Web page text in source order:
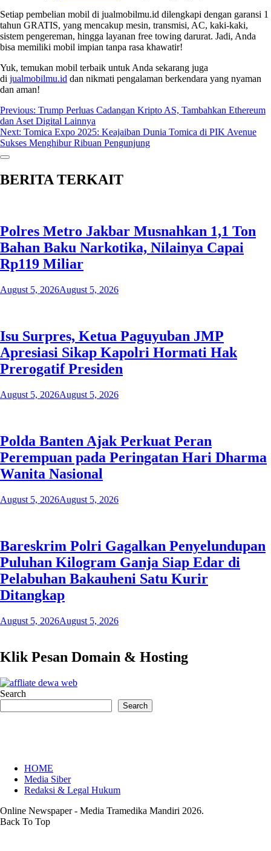
Setiap pembelian mobil di jualmobilmu.id dilengkapi dengan garansi 1
tahun GRATIS, yang mencakup mesin, transmisi, AC, kaki-kaki,
sistem pengereman, hingga layanan free towing darurat. Jadi, Anda
bisa memiliki mobil impian tanpa rasa khawatir!
Yuk, temukan mobil terbaik untuk Anda sekarang juga
di jualmobilmu.id dan nikmati pengalaman berkendara yang nyaman
dan aman!
Post
navigation
Previous: Trump Perluas Cadangan Kripto AS, Tambahkan Ethereum
dan Aset Digital Lainnya
Next: Tomica Expo 2025: Keajaiban Dunia Tomica di PIK Avenue
Sukses Menghibur Ribuan Pengunjung
BERITA TERKAIT
Polres Metro Jakbar Musnahkan 1,1 Ton
Bahan Baku Narkotika, Nilainya Capai
Rp119 Miliar
August 5, 2026August 5, 2026
Isu Surpres, Ketua Paguyuban JMP
Apresiasi Sikap Kapolri Hormati Hak
Prerogatif Presiden
August 5, 2026August 5, 2026
Polda Banten Ajak Perkuat Peran
Perempuan pada Peringatan Hari Dharma
Wanita Nasional
August 5, 2026August 5, 2026
Bareskrim Polri Gagalkan Penyelundupan
Puluhan Kilogram Ganja Siap Edar di
Pelabuhan Bakauheni Satu Kurir
Ditangkap
August 5, 2026August 5, 2026
Klik Pesan Domain & Hosting
Search
Search
HOME
Media Siber
Redaksi & Legal Hukum
Online Newspaper - Media Tramedika Mandiri 2026.
Back To Top